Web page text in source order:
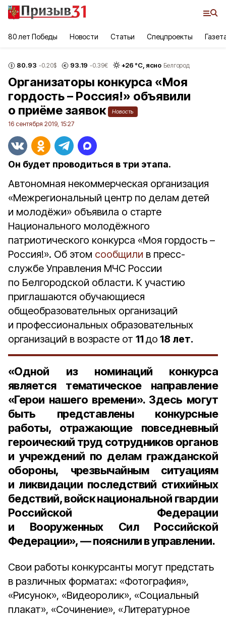
80 лет Победы Новости Статьи Спецпроекты
80.93 -0.20$ 93.19 -0.39€ +26 °С, ясно Белгород
Организаторы конкурса «Моя
гордость – Россия!» объявили
о приёме заявок
Новость
16 сентября 2019, 15:27
Он будет проводиться в три этапа.
Автономная некоммерческая организация
«Межрегиональный центр по делам детей
и молодёжи» объявила о старте
Национального молодёжного
патриотического конкурса «Моя гордость –
Россия!». Об этом сообщили в пресс-
службе Управления МЧС России
по Белгородской области. К участию
приглашаются обучающиеся
общеобразовательных организаций
и профессиональных образовательных
организаций в возрасте от 11 до 18 лет.
«Одной из номинаций конкурса
является тематическое направление
«Герои нашего времени». Здесь могут
быть представлены конкурсные
работы, отражающие повседневный
героический труд сотрудников органов
и учреждений по делам гражданской
обороны, чрезвычайным ситуациям
и ликвидации последствий стихийных
бедствий, войск национальной гвардии
Российской Федерации
и Вооруженных Сил Российской
Федерации», — пояснили в управлении.
Свои работы конкурсанты могут предстать
в различных форматах: «Фотография»,
«Рисунок», «Видеоролик», «Социальный
плакат», «Сочинение», «Литературное